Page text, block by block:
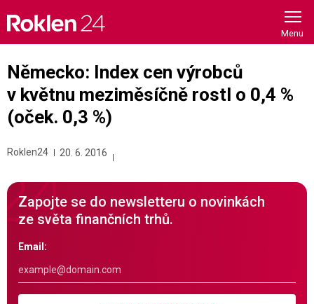
content
Německo: Index cen výrobců
v květnu meziměsíčně rostl o 0,4 %
(oček. 0,3 %)
Roklen24 20. 6. 2016
Zapojte se do newsletteru o novinkách
ze světa finančních trhů.
Email: